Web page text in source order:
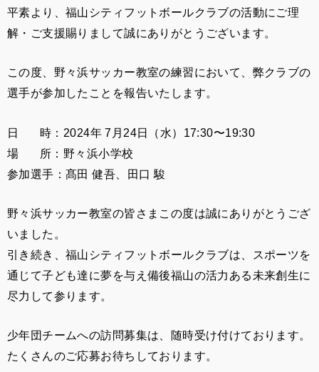
平素より、福山シティフットボールクラブの活動にご理
解・ご支援賜りまして誠にありがとうございます。
この度、野々浜サッカー教室の練習において、弊クラブの
選手が参加したことを報告いたします。
日 時：2024年 7月24日（水）17:30〜19:30
場 所：野々浜小学校
参加選手：髙田 健吾、田口 駿
野々浜サッカー教室の皆さまこの度は誠にありがとうござ
いました。
引き続き、福山シティフットボールクラブは、スポーツを
通じて子ども達に夢を与え備後福山の活力ある未来創生に
尽力して参ります。
少年団チームへの訪問募集は、随時受け付けております。
たくさんのご応募お待ちしております。